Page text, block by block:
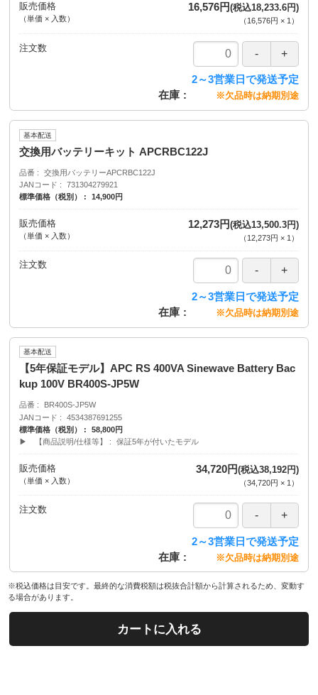
販売価格
（単価 × 入数）
16,576円(税込18,233.6円)
（ 16,576円 × 1 ）
注文数
在庫
2～3営業日で発送予定
※欠品時は納期別途
基本配送
交換用バッテリーキット APCRBC122J
品番
交換用バッテリーAPCRBC122J
JANコード
731304279921
標準価格（税別）
14,900円
販売価格
（単価 × 入数）
12,273円(税込13,500.3円)
（ 12,273円 × 1 ）
注文数
在庫
2～3営業日で発送予定
※欠品時は納期別途
基本配送
【5年保証モデル】APC RS 400VA Sinewave Battery Bac
kup 100V BR400S-JP5W
品番
BR400S-JP5W
JANコード
4534387691255
標準価格（税別）
58,800円
▶ 【商品説明/仕様等】
保証5年が付いたモデル
販売価格
（単価 × 入数）
34,720円(税込38,192円)
（34,720円 × 1 ）
注文数
在庫
2～3営業日で発送予定
※欠品時は納期別途
※税込価格は目安です。最終的な消費税額は税抜合計額から計算されるため、変動す
る場合があります。
カートに入れる